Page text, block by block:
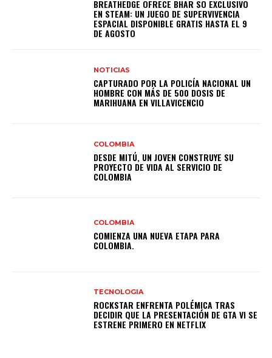
BREATHEDGE OFRECE BHAR SO EXCLUSIVO
EN STEAM: UN JUEGO DE SUPERVIVENCIA
ESPACIAL DISPONIBLE GRATIS HASTA EL 9
DE AGOSTO
NOTICIAS
CAPTURADO POR LA POLICÍA NACIONAL UN
HOMBRE CON MÁS DE 500 DOSIS DE
MARIHUANA EN VILLAVICENCIO
COLOMBIA
DESDE MITÚ, UN JOVEN CONSTRUYE SU
PROYECTO DE VIDA AL SERVICIO DE
COLOMBIA
COLOMBIA
COMIENZA UNA NUEVA ETAPA PARA
COLOMBIA.
TECNOLOGIA
ROCKSTAR ENFRENTA POLÉMICA TRAS
DECIDIR QUE LA PRESENTACIÓN DE GTA VI SE
ESTRENE PRIMERO EN NETFLIX